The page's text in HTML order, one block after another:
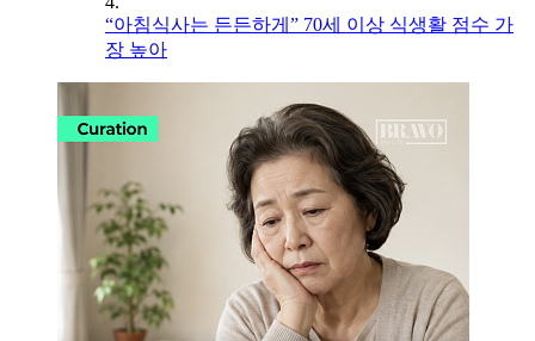
“아침식사는 든든하게” 70세 이상 식생활 점수 가
장 높아